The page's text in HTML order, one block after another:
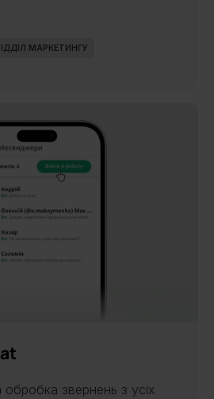
МАРКЕТИНГУ
обробка звернень з усіх